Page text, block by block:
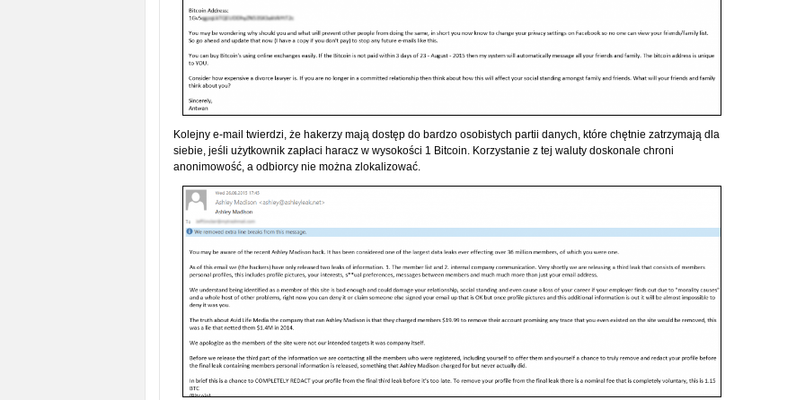
Kolejny e-mail twierdzi, że hakerzy mają dostęp do bardzo osobistych partii danych, które chętnie zatrzymają dla
siebie, jeśli użytkownik zapłaci haracz w wysokości 1 Bitcoin. Korzystanie z tej waluty doskonale chroni
anonimowość, a odbiorcy nie można zlokalizować.